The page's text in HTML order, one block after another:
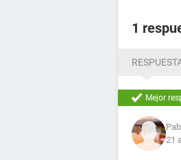
1
Mejor
21